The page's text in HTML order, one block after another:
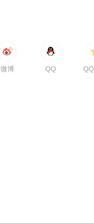
微博 QQ